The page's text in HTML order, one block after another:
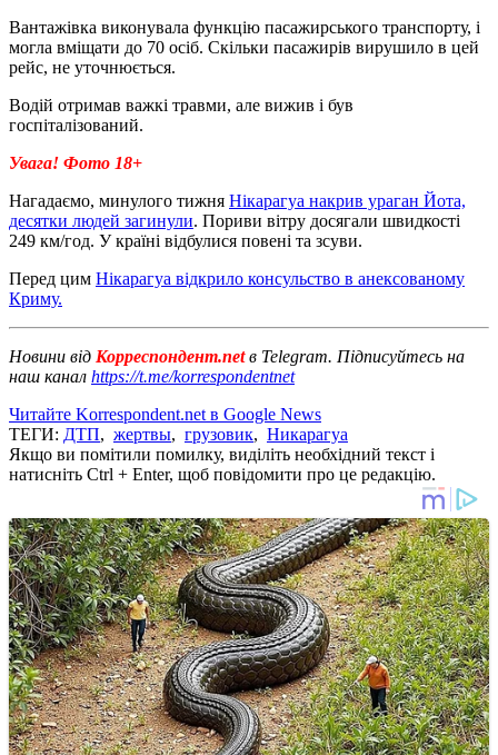
Вантажівка виконувала функцію пасажирського транспорту, і
могла вміщати до 70 осіб. Скільки пасажирів вирушило в цей
рейс, не уточнюється.
Водій отримав важкі травми, але вижив і був
госпіталізований.
Увага! Фото 18+
Нагадаємо, минулого тижня Нікарагуа накрив ураган Йота,
десятки людей загинули. Пориви вітру досягали швидкості
249 км/год. У країні відбулися повені та зсуви.
Перед цим Нікарагуа відкрило консульство в анексованому
Криму.
Новини від Корреспондент.netв Telegram. Підписуйтесь на
наш канал https://t.me/korrespondentnet
Читайте Korrespondent.net в Google News
ТЕГИ: ДТП, жертвы, грузовик, Никарагуа
Якщо ви помітили помилку, виділіть необхідний текст і
натисніть Ctrl + Enter, щоб повідомити про це редакцію.